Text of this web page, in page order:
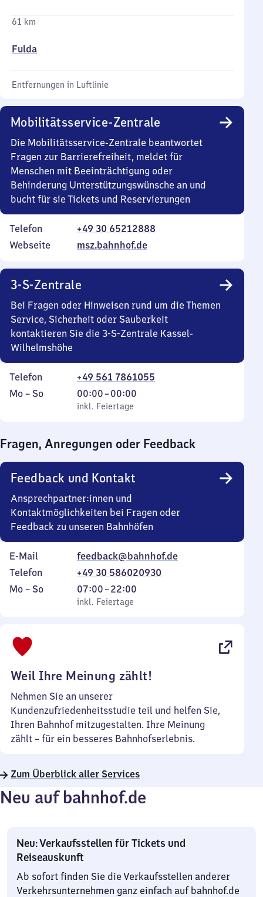
61 km
Fulda
Entfernungen in Luftlinie
Mobilitätsservice-Zentrale
Die Mobilitätsservice-Zentrale beantwortet
Fragen zur Barrierefreiheit, meldet für
Menschen mit Beeinträchtigung oder
Behinderung Unterstützungswünsche an und
bucht für sie Tickets und Reservierungen
Telefon
+49 30 65212888
Webseite
msz.bahnhof.de
3-S-Zentrale
Bei Fragen oder Hinweisen rund um die Themen
Service, Sicherheit oder Sauberkeit
kontaktieren Sie die 3-S-Zentrale Kassel-
Wilhelmshöhe
Telefon
+49 561 7861055
Montag
Mo – So,
inkl. Feiertage
00:00–00:00
Von
0
0
Uhr
inkl. Feiertage
Fragen, Anregungen oder Feedback
Feedback und Kontakt
Ansprechpartner:innen und
Kontaktmöglichkeiten bei Fragen oder
Feedback zu unseren Bahnhöfen
E-Mail
feedback@bahnhof.de
Telefon
+49 30 586020930
Montag
Mo – So,
inkl. Feiertage
07:00–22:00
Von
7
inkl. Feiertage
Weil Ihre Meinung zählt!
Nehmen Sie an unserer
Kundenzufriedenheitsstudie teil und helfen Sie,
Ihren Bahnhof mitzugestalten. Ihre Meinung
zählt – für ein besseres Bahnhofserlebnis.
Zum Überblick aller Services
Neu auf bahnhof.de
Neu: Verkaufsstellen für Tickets und
Reiseauskunft
Ab sofort finden Sie die Verkaufsstellen anderer
Verkehrsunternehmen ganz einfach auf bahnhof.de